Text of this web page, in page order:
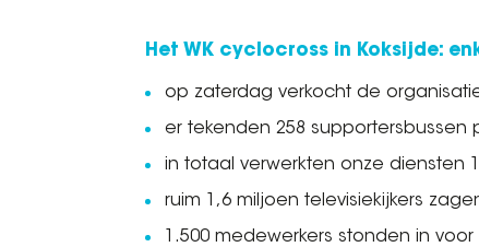
Het WK cyclocross in Koksijde:
op zaterdag verkocht de
er tekenden 258 supportersbussen
in totaal verwerkten onze diensten
ruim 1,6 miljoen televisiekijkers
1.500 medewerkers stonden in